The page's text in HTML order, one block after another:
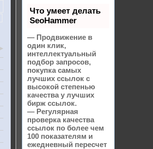
Что умеет делать
SeoHammer
— Продвижение в
один клик,
интеллектуальный
подбор запросов,
покупка самых
лучших ссылок с
высокой степенью
качества у лучших
бирж ссылок.
— Регулярная
проверка качества
ссылок по более чем
100 показателям и
ежедневный пересчет